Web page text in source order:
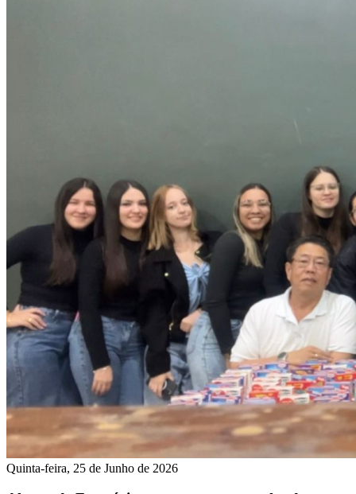
Quinta-feira, 25 de Junho de 2026